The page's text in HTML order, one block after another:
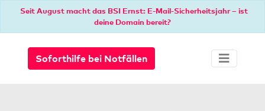
Seit August macht das BSI Ernst: E-Mail-Sicherheitsjahr – ist
deine Domain bereit?
Soforthilfe bei Notfällen